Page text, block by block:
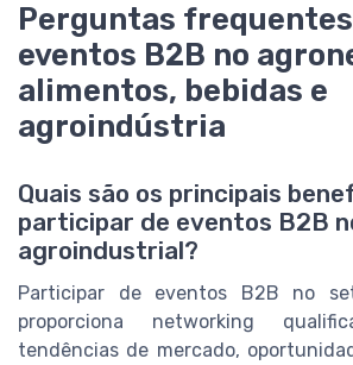
Perguntas
eventos B2B no
alimentos, bebidas e
agroindústria
Quais são os principais
participar de eventos B2B
agroindustrial?
Participar de eventos B2B no
proporciona networking
tendências de mercado,